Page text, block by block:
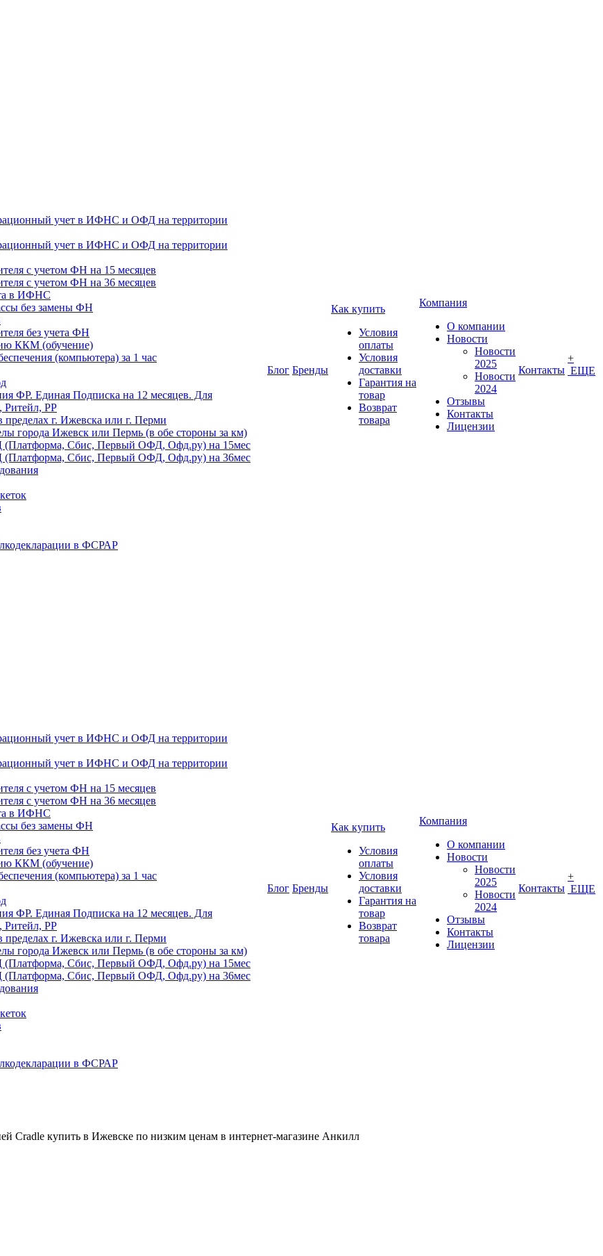
учет в ИФНС и ОФД на территории
учет в ИФНС и ОФД на территории
с учетом ФН на 15 месяцев
с учетом ФН на 36 месяцев
в ИФНС
без замены ФН
без учета ФН
ККМ (обучение)
(компьютера) за 1 час
ФР. Единая Подписка на 12 месяцев. Для
РР
пределах г. Ижевска или г. Перми
города Ижевск или Пермь (в обе стороны за км)
(Платформа, Сбис, Первый ОФД, Офд.ру) на 15мес
(Платформа, Сбис, Первый ОФД, Офд.ру) на 36мес
в ФСРАР
Блог Бренды
Как купить
Условия
оплаты
Условия
доставки
Гарантия на
товар
Возврат
товара
Компания
О компании
Новости
Новости
2025
Новости
2024
Отзывы
Контакты
Лицензии
Контакты
+
ЕЩЕ
учет в ИФНС и ОФД на территории
учет в ИФНС и ОФД на территории
с учетом ФН на 15 месяцев
с учетом ФН на 36 месяцев
в ИФНС
без замены ФН
без учета ФН
ККМ (обучение)
(компьютера) за 1 час
ФР. Единая Подписка на 12 месяцев. Для
РР
пределах г. Ижевска или г. Перми
города Ижевск или Пермь (в обе стороны за км)
(Платформа, Сбис, Первый ОФД, Офд.ру) на 15мес
(Платформа, Сбис, Первый ОФД, Офд.ру) на 36мес
в ФСРАР
Блог Бренды
Как купить
Условия
оплаты
Условия
доставки
Гарантия на
товар
Возврат
товара
Компания
О компании
Новости
Новости
2025
Новости
2024
Отзывы
Контакты
Лицензии
Контакты
+
ЕЩЕ
Cradle купить в Ижевске по низким ценам в интернет-магазине Анкилл